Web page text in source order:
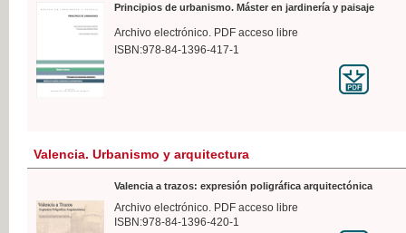
Principios de urbanismo. Máster en jardinería y paisaje
Archivo electrónico. PDF acceso libre
ISBN:978-84-1396-417-1
Valencia. Urbanismo y arquitectura
Valencia a trazos: expresión poligráfica arquitectónica
Archivo electrónico. PDF acceso libre
ISBN:978-84-1396-420-1